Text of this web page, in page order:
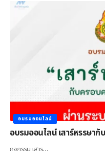
อบรมออนไลน์
อบรมออนไลน์ เสาร์หรรษา
กิจกรรม เสาร…